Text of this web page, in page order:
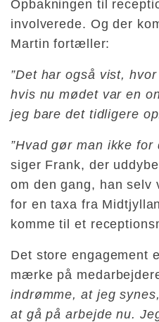
Opbakningen til
involverede. Og der
Martin fortæller:
”Det har også vist,
hvis nu mødet var en
jeg bare det tidligere
”Hvad gør man ikke for
siger Frank, der
om den gang, han selv
for en taxa fra
komme til et
Det store engagement
mærke på
indrømme, at jeg
at gå på arbejde nu.